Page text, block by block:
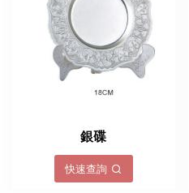
銀碟
快速查詢